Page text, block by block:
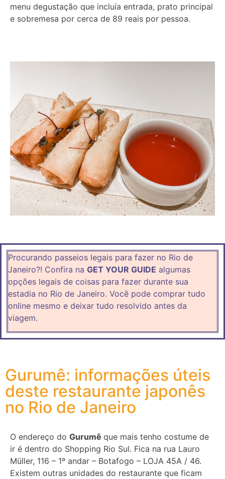
menu degustação que incluía entrada, prato principal
e sobremesa por cerca de 89 reais por pessoa.
Procurando passeios legais para fazer no Rio de
Janeiro?! Confira na GET YOUR GUIDE algumas
opções legais de coisas para fazer durante sua
estadia no Rio de Janeiro. Você pode comprar tudo
online mesmo e deixar tudo resolvido antes da
viagem.
Gurumê: informações úteis
deste restaurante japonês
no Rio de Janeiro
O endereço do Gurumê que mais tenho costume de
ir é dentro do Shopping Rio Sul. Fica na rua Lauro
Müller, 116 – 1º andar – Botafogo – LOJA 45A / 46.
Existem outras unidades do restaurante que ficam